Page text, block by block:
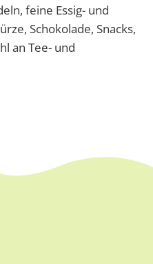
feine Essig- und
Schokolade, Snacks,
an Tee- und